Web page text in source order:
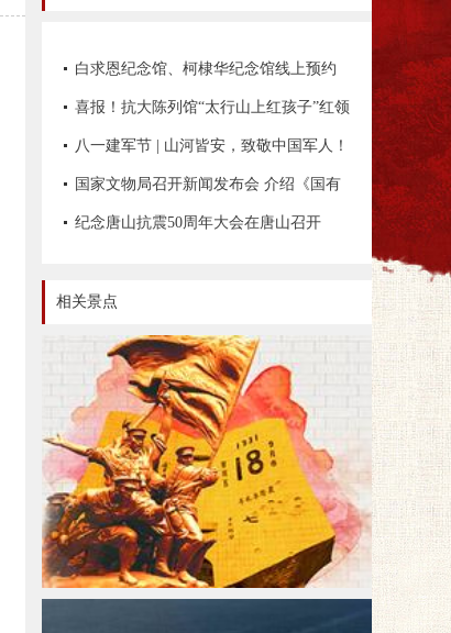
白求恩纪念馆、柯棣华纪念馆线上预约
平台正式开通！
喜报！抗大陈列馆“太行山上红孩子”红领
巾讲解员项目入选全国典型项目
八一建军节 | 山河皆安，致敬中国军人！
国家文物局召开新闻发布会 介绍《国有
文物资源数据管理办法》《革命文物保
纪念唐山抗震50周年大会在唐山召开
相关景点
红色旅游